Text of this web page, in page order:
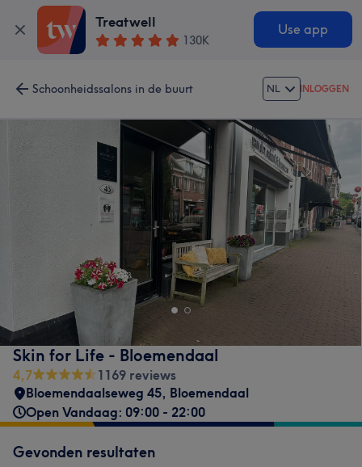
Treatwell
130K
Use app
Schoonheidssalons in de buurt NL INLOGGEN
Skin for Life - Bloemendaal
4,7
1169 reviews
Bloemendaalseweg 45, Bloemendaal
Open Vandaag: 09:00 - 22:00
Gevonden resultaten